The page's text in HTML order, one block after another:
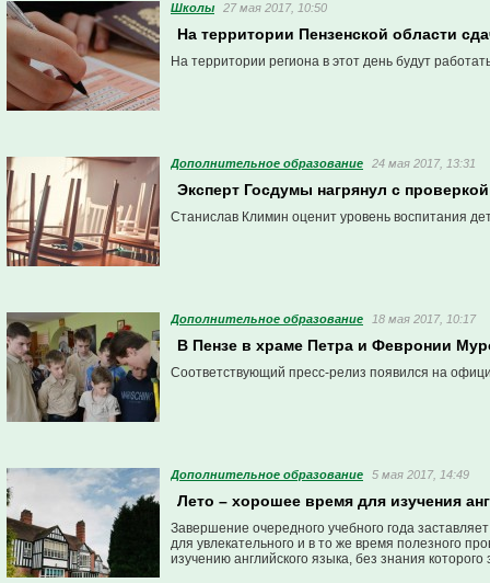
Школы 27 мая 2017, 10:50
На территории Пензенской области
На территории региона в этот день будут
Дополнительное образование 24 мая 2017, 13:31
Эксперт Госдумы нагрянул с
Станислав Климин оценит уровень воспитания
Дополнительное образование 18 мая 2017, 10:17
В Пензе в храме Петра и Февронии
Соответствующий пресс-релиз появился на
Дополнительное образование 5 мая 2017, 14:49
Лето – хорошее время для изучения
Завершение очередного учебного года
для увлекательного и в то же время полезного
изучению английского языка, без знания